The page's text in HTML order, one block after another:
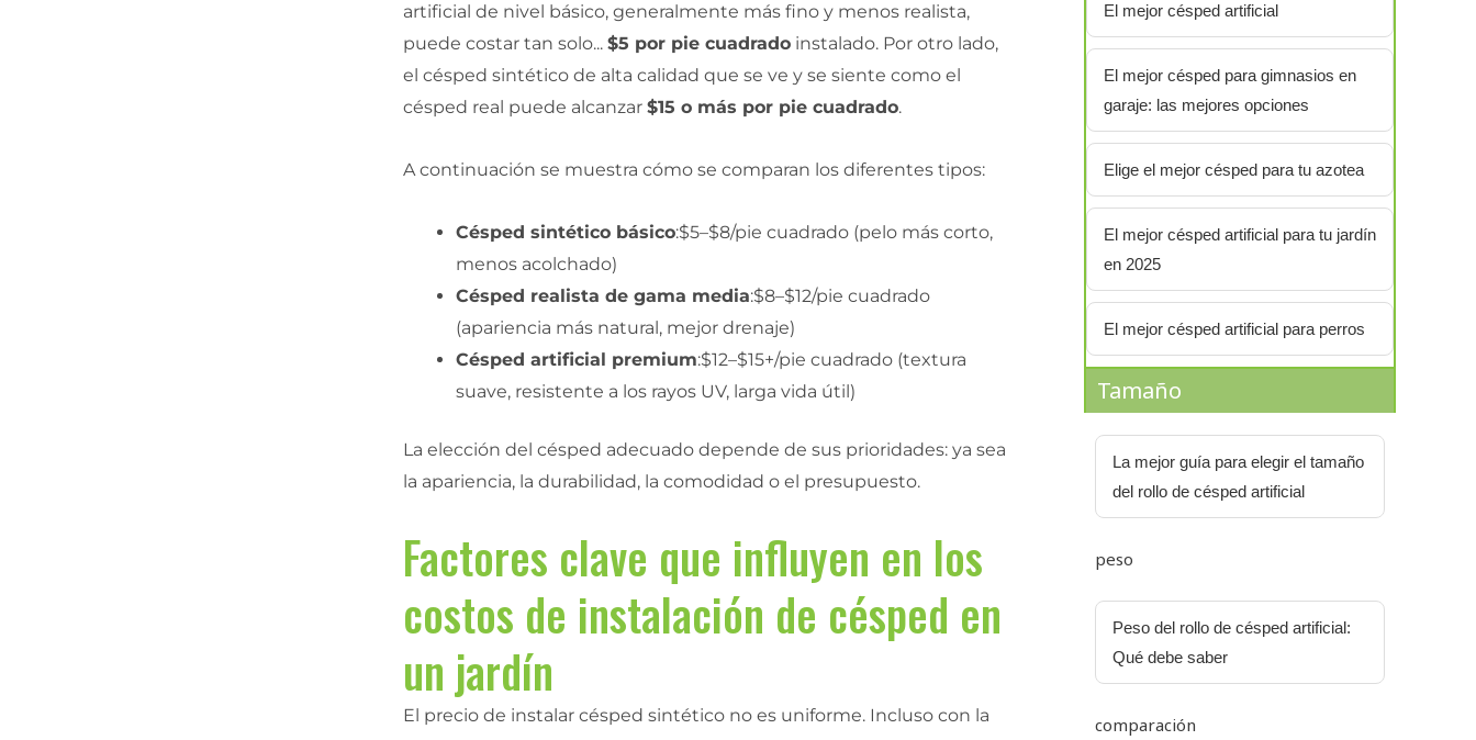
artificial de nivel básico, generalmente más fino y menos realista,
puede costar tan solo...$5 por pie cuadrado instalado. Por otro lado,
el césped sintético de alta calidad que se ve y se siente como el
césped real puede alcanzar$15 o más por pie cuadrado.
A continuación se muestra cómo se comparan los diferentes tipos:
Césped sintético básico:$5–$8/pie cuadrado (pelo más corto,
menos acolchado)
Césped realista de gama media:$8–$12/pie cuadrado
(apariencia más natural, mejor drenaje)
Césped artificial premium:$12–$15+/pie cuadrado (textura
suave, resistente a los rayos UV, larga vida útil)
La elección del césped adecuado depende de sus prioridades: ya sea
la apariencia, la durabilidad, la comodidad o el presupuesto.
Factores clave que influyen en los
costos de instalación de césped en
un jardín
El precio de instalar césped sintético no es uniforme. Incluso con la
El mejor césped artificial
El mejor césped para gimnasios en
garaje: las mejores opciones
Elige el mejor césped para tu azotea
El mejor césped artificial para tu jardín
en 2025
El mejor césped artificial para perros
Tamaño
La mejor guía para elegir el tamaño
del rollo de césped artificial
peso
Peso del rollo de césped artificial:
Qué debe saber
comparación